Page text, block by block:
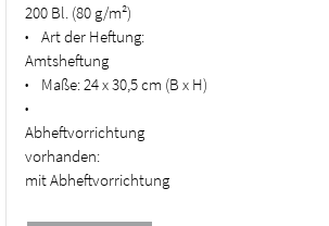
200 Bl. (80 g/m²)
•
Art der Heftung:
Amtsheftung
• Maße:24 x 30,5 cm (B x H)
•
Abheftvorrichtung
vorhanden:
mit Abheftvorrichtung